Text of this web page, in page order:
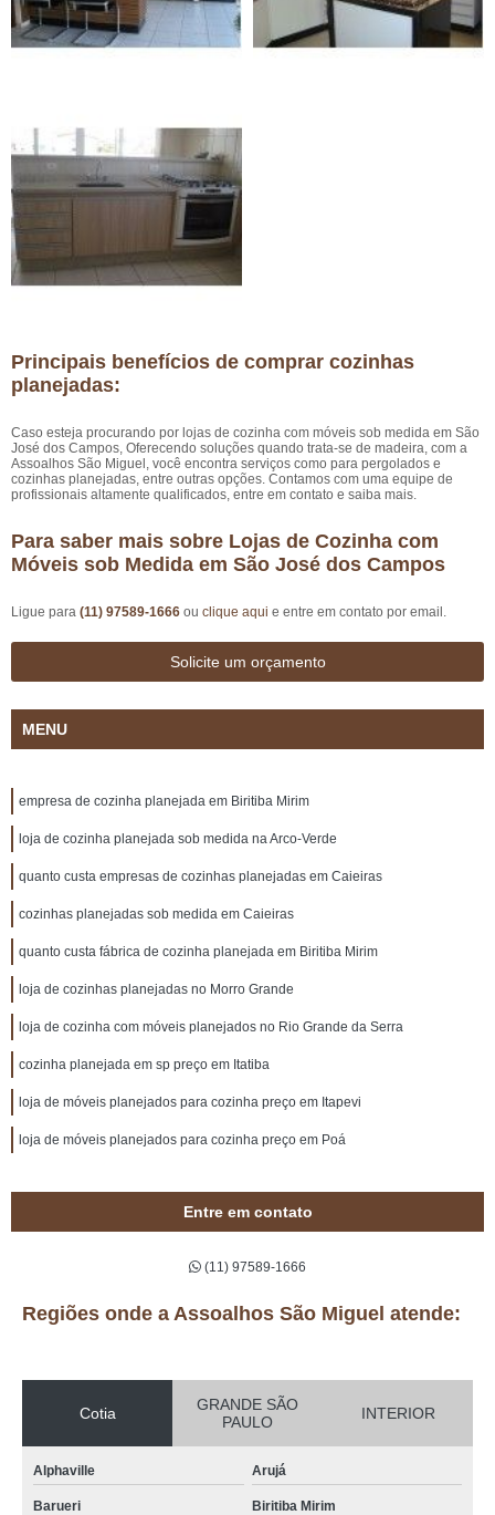
Principais benefícios de comprar cozinhas
planejadas:
Caso esteja procurando por lojas de cozinha com móveis sob medida em São
José dos Campos, Oferecendo soluções quando trata-se de madeira, com a
Assoalhos São Miguel, você encontra serviços como para pergolados e
cozinhas planejadas, entre outras opções. Contamos com uma equipe de
profissionais altamente qualificados, entre em contato e saiba mais.
Para saber mais sobre Lojas de Cozinha com
Móveis sob Medida em São José dos Campos
Ligue para (11) 97589-1666 ou clique aqui e entre em contato por email.
Solicite um orçamento
MENU
empresa de cozinha planejada em Biritiba Mirim
loja de cozinha planejada sob medida na Arco-Verde
quanto custa empresas de cozinhas planejadas em Caieiras
cozinhas planejadas sob medida em Caieiras
quanto custa fábrica de cozinha planejada em Biritiba Mirim
loja de cozinhas planejadas no Morro Grande
loja de cozinha com móveis planejados no Rio Grande da Serra
cozinha planejada em sp preço em Itatiba
loja de móveis planejados para cozinha preço em Itapevi
loja de móveis planejados para cozinha preço em Poá
Entre em contato
(11) 97589-1666
Regiões onde a Assoalhos São Miguel atende:
Cotia
GRANDE SÃO
PAULO
INTERIOR
Alphaville Arujá
Barueri Biritiba Mirim